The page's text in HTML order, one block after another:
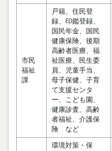
市民
福祉
課
戸籍、住民登
録、印鑑登録、
国民年金、国民
健康保険、後期
高齢者医療、福
祉医療、民生委
員、児童手当、
母子保健、子育
て支援センタ
ー、こども園、
健康診査、高齢
者福祉、介護保
険 など
環境対策・保